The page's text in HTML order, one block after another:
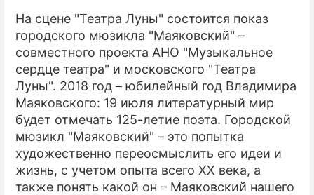
На сцене "Театра Луны" состоится показ
городского мюзикла "Маяковский" –
совместного проекта АНО "Музыкальное
сердце театра" и московского "Театра
Луны". 2018 год – юбилейный год Владимира
Маяковского: 19 июля литературный мир
будет отмечать 125-летие поэта. Городской
мюзикл "Маяковский" – это попытка
художественно переосмыслить его идеи и
жизнь, с учетом опыта всего XX века, а
также понять какой он – Маяковский нашего